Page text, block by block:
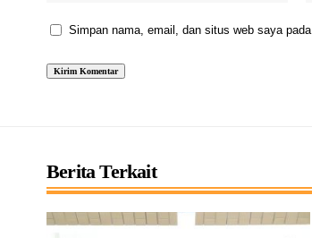
Simpan nama, email, dan situs web saya
Berita Terkait